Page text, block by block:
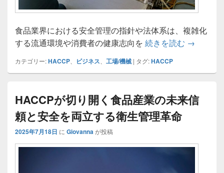
食品業界における安全管理の指針や法体系は、複雑化
する流通環境や消費者の健康志向を 続きを読む HACCP
→
カテゴリー:HACCP、 ビジネス、 工場/機械 | タグ:HACCP
HACCPが切り開く食品産業の未来信
頼と安全を両立する衛生管理革命
2025年7月18日 に Giovannaが投稿